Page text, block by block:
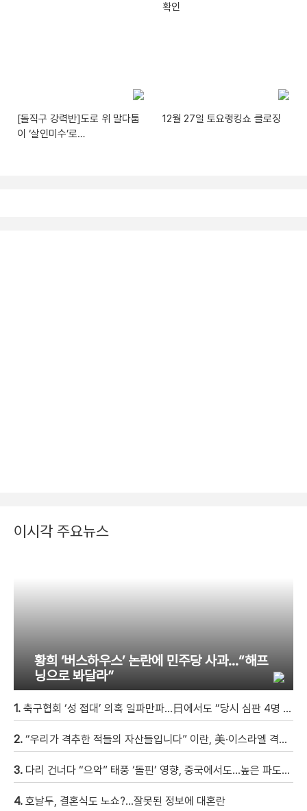
확인
[돌직구 강력반]도로 위 말다툼
이 ‘살인미수’로…
12월 27일 토요랭킹쇼 클로징
이시각 주요뉴스
황희 ‘버스하우스’ 논란에 민주당 사과…“해프
닝으로 봐달라”
1. 축구협회 ‘성 접대’ 의혹 일파만파…日에서도 “당시 심판 4명 조사 착수”
2. “우리가 격추한 적들의 자산들입니다” 이란, 美·이스라엘 격추 드론 전시회 열어
3. 다리 건너다 “으악” 태풍 ‘돌핀’ 영향, 중국에서도…높은 파도에 휩쓸려 9세 아이 실종 [현장영상]
4. 호날두, 결혼식도 노쇼?…잘못된 정보에 대혼란